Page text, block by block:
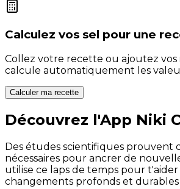
Calculez vos sel pour une
Collez votre recette ou ajoutez vos
calcule automatiquement les
Calculer ma recette
Découvrez l'App Niki
Des études scientifiques prouvent
nécessaires pour ancrer de
utilise ce laps de temps pour
changements profonds et durables